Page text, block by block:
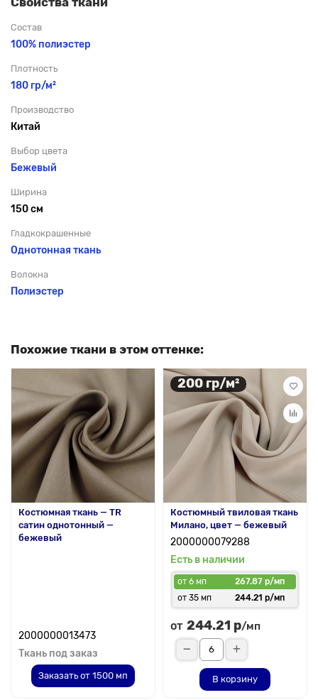
Состав
100% полиэстер
Плотность
180 гр/м²
Производство
Китай
Выбор цвета
Бежевый
Ширина
150 см
Гладкокрашенные
Однотонная ткань
Волокна
Полиэстер
Похожие ткани в этом оттенке:
Костюмная ткань — TR
сатин однотонный —
бежевый
2000000013473
Ткань под заказ
Заказать от 1500 мп
200 гр/м²
Костюмный твиловая ткань
Милано, цвет — бежевый
2000000079288
Есть в наличии
от 6 мп
267.87 р/мп
от 35 мп
244.21 р/мп
от 244.21 р/мп
В корзину